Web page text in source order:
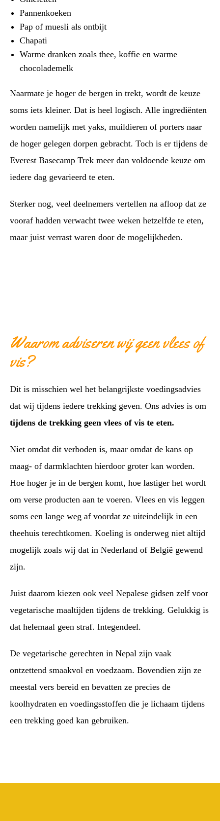
Pannenkoeken
Pap of muesli als ontbijt
Chapati
Warme dranken zoals thee, koffie en warme
chocolademelk
Naarmate je hoger de bergen in trekt, wordt de keuze
soms iets kleiner. Dat is heel logisch. Alle ingrediënten
worden namelijk met yaks, muildieren of porters naar
de hoger gelegen dorpen gebracht. Toch is er tijdens de
Everest Basecamp Trek meer dan voldoende keuze om
iedere dag gevarieerd te eten.
Sterker nog, veel deelnemers vertellen na afloop dat ze
vooraf hadden verwacht twee weken hetzelfde te eten,
maar juist verrast waren door de mogelijkheden.
Waarom adviseren wij geen vlees of
vis?
Dit is misschien wel het belangrijkste voedingsadvies
dat wij tijdens iedere trekking geven. Ons advies is om
tijdens de trekking geen vlees of vis te eten.
Niet omdat dit verboden is, maar omdat de kans op
maag- of darmklachten hierdoor groter kan worden.
Hoe hoger je in de bergen komt, hoe lastiger het wordt
om verse producten aan te voeren. Vlees en vis leggen
soms een lange weg af voordat ze uiteindelijk in een
theehuis terechtkomen. Koeling is onderweg niet altijd
mogelijk zoals wij dat in Nederland of België gewend
zijn.
Juist daarom kiezen ook veel Nepalese gidsen zelf voor
vegetarische maaltijden tijdens de trekking. Gelukkig is
dat helemaal geen straf. Integendeel.
De vegetarische gerechten in Nepal zijn vaak
ontzettend smaakvol en voedzaam. Bovendien zijn ze
meestal vers bereid en bevatten ze precies de
koolhydraten en voedingsstoffen die je lichaam tijdens
een trekking goed kan gebruiken.